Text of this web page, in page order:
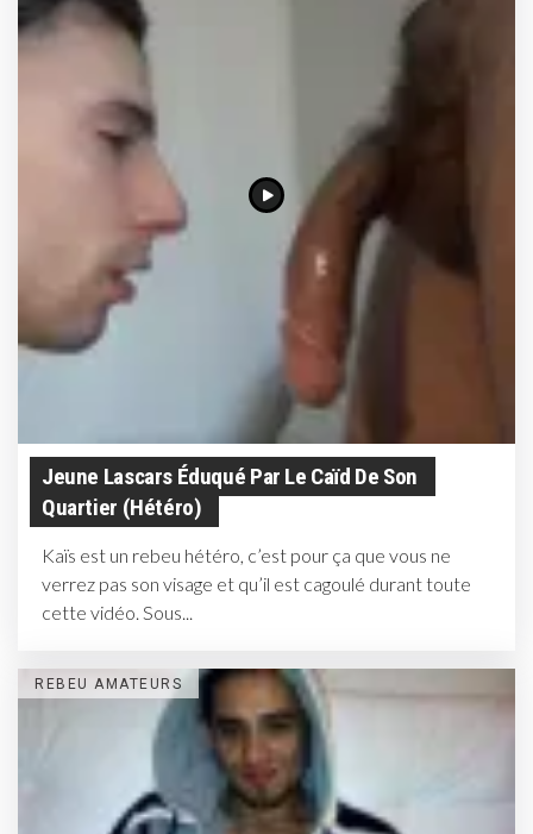
Jeune Lascars Éduqué Par Le Caïd De Son
Quartier (hétéro)
Kaïs est un rebeu hétéro, c’est pour ça que vous ne
verrez pas son visage et qu’il est cagoulé durant toute
cette vidéo. Sous...
REBEU AMATEURS